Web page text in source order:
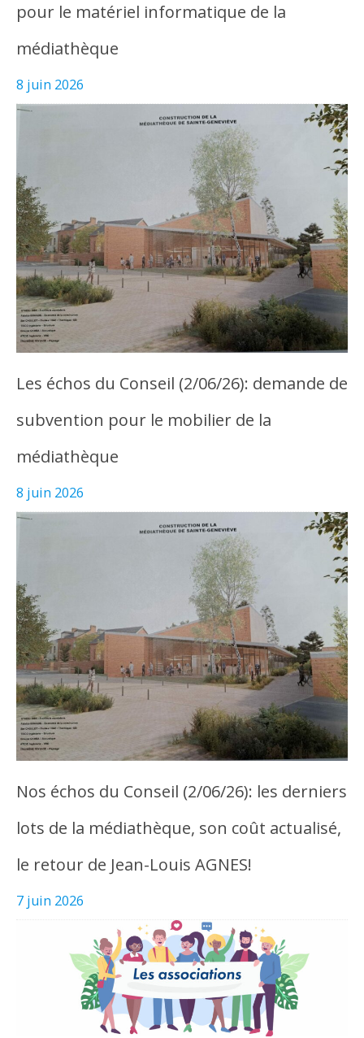
pour le matériel informatique de la
médiathèque
8 juin 2026
Les échos du Conseil (2/06/26): demande de
subvention pour le mobilier de la
médiathèque
8 juin 2026
Nos échos du Conseil (2/06/26): les derniers
lots de la médiathèque, son coût actualisé,
le retour de Jean-Louis AGNES!
7 juin 2026